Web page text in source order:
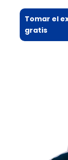
Tomar el
gratis